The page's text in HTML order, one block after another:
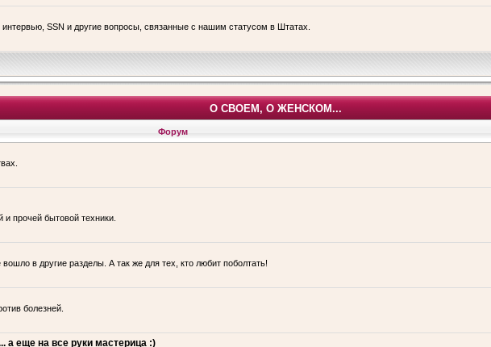
интервью, SSN и другие вопросы, связанные с нашим статусом в Штатах.
О СВОЕМ, О ЖЕНСКОМ...
Форум
прочей бытовой техники.
в другие разделы. А так же для тех, кто любит поболтать!
болезней.
а еще на все руки мастерица :)